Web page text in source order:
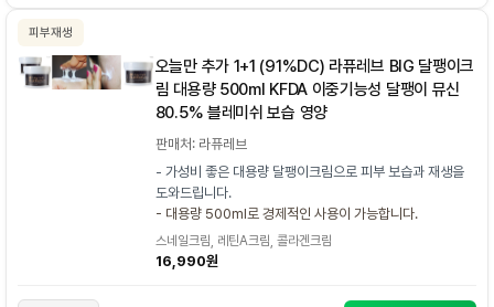
피부재생
오늘만 추가 1+1 (91%DC) 라퓨레브 BIG 달팽이크
림 대용량 500ml KFDA 이중기능성 달팽이 뮤신
80.5% 블레미쉬 보습 영양
판매처: 라퓨레브
- 가성비 좋은 대용량 달팽이크림으로 피부 보습과 재생을
도와드립니다.
- 대용량 500ml로 경제적인 사용이 가능합니다.
스네일크림, 레틴A크림, 콜라겐크림
16,990원